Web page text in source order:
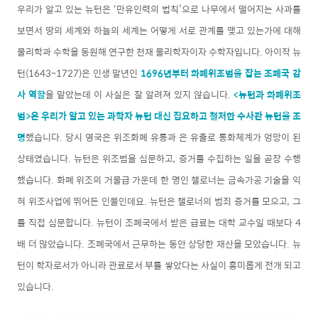
우리가 알고 있는 뉴턴은 ‘만유인력의 법칙’으로 나무에서 떨어지는 사과를
보면서 땅의 세계와 하늘의 세계는 어떻게 서로 관계를 맺고 있는가에 대해
물리학과 수학을 동원해 연구한 천재 물리학자이자 수학자입니다. 아이작 뉴
턴(1643~1727)은 인생 말년인 1696년부터 화폐위조범을 잡는 조폐국 감
사 역할을 맡았는데 이 사실은 잘 알려져 있지 않습니다. <뉴턴과 화폐위조
범>은 우리가 알고 있는 과학자 뉴턴 대신 집요하고 철저한 수사관 뉴턴을 조
명했습니다. 당시 영국은 위조화폐 유통과 은 유출로 통화체계가 엉망이 된
상태였습니다. 뉴턴은 위조범을 심문하고, 증거를 수집하는 일을 곧장 수행
했습니다. 화폐 위조의 거물급 가운데 한 명인 챌로너는 금속가공 기술을 익
혀 위조사업에 뛰어든 인물인데요. 뉴턴은 챌로너의 범죄 증거를 모으고, 그
를 직접 심문합니다. 뉴턴이 조폐국에서 받은 급료는 대학 교수일 때보다 4
배 더 많았습니다. 조폐국에서 근무하는 동안 상당한 재산을 모았습니다. 뉴
턴이 학자로서가 아니라 관료로서 부를 쌓았다는 사실이 흥미롭게 전개 되고
있습니다.